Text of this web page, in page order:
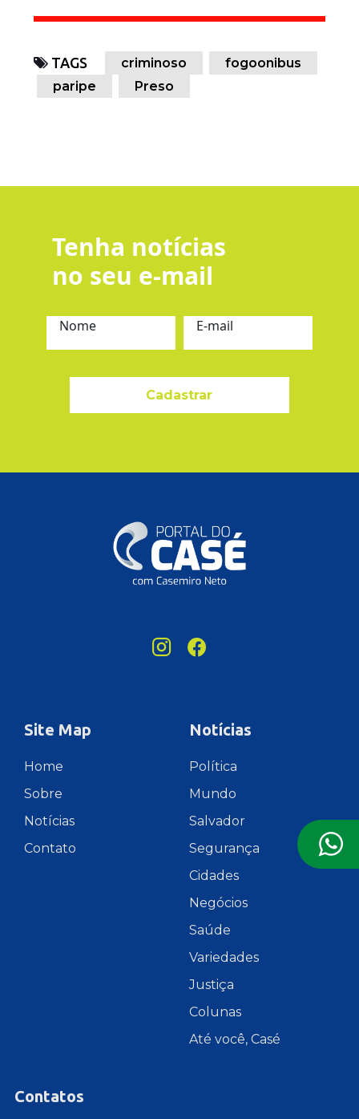
TAGS criminoso
fogoonibus
paripe
Preso
Tenha notícias
no seu e-mail
Nome E-mail
Cadastrar
Site Map
Home
Sobre
Notícias
Contato
Notícias
Política
Mundo
Salvador
Segurança
Cidades
Negócios
Saúde
Variedades
Justiça
Colunas
Até você, Casé
Contatos